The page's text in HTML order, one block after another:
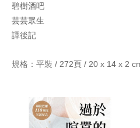
碧樹酒吧
芸芸眾生
譯後記
規格：平裝 / 272頁 / 20 x 14 x 2